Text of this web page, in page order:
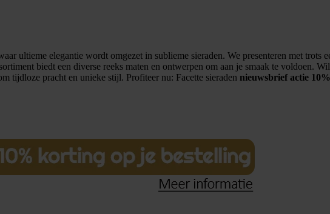
ultieme elegantie wordt omgezet in sublieme sieraden. We presenteren met trots
biedt een diverse reeks maten en ontwerpen om aan je smaak te voldoen.
tijdloze pracht en unieke stijl. Profiteer nu: Facette sieraden nieuwsbrief actie